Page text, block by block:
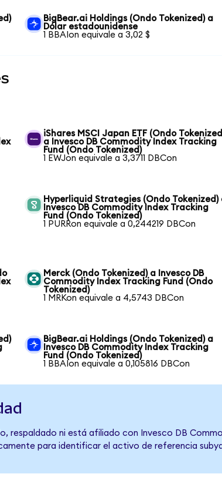
BigBear.ai Holdings (Ondo Tokenized) a
Dólar estadounidense
1 BBAIon equivale a 3,02 $
iShares MSCI Japan ETF (Ondo
a Invesco DB Commodity Index Tracking
Fund (Ondo Tokenized)
1 EWJon equivale a 3,3711 DBCon
Hyperliquid Strategies (Ondo Tokenized)
Invesco DB Commodity Index Tracking
Fund (Ondo Tokenized)
1 PURRon equivale a 0,244219 DBCon
Merck (Ondo Tokenized) a Invesco DB
Commodity Index Tracking Fund (Ondo
Tokenized)
1 MRKon equivale a 4,5743 DBCon
BigBear.ai Holdings (Ondo Tokenized) a
Invesco DB Commodity Index Tracking
Fund (Ondo Tokenized)
1 BBAIon equivale a 0,105816 DBCon
respaldado ni está afiliado con Invesco DB
para identificar el activo de referencia